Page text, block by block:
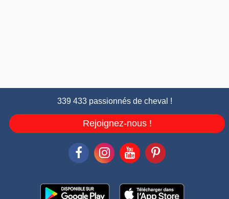
339 433 passionnés de cheval !
Rejoignez-nous !